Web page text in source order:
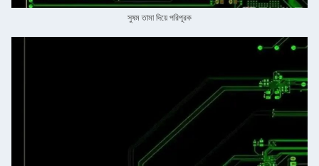
সুষম তামা দিয়ে পরিপূরক